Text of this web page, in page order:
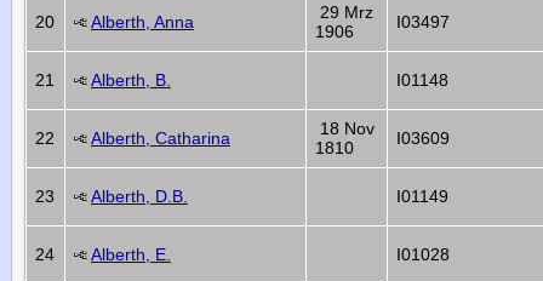
20 Alberth, Anna
29 Mrz
1906
I03497
21 Alberth, B. I01148
22 Alberth, Catharina
18 Nov
1810
I03609
23 Alberth, D.B. I01149
24 Alberth, E. I01028